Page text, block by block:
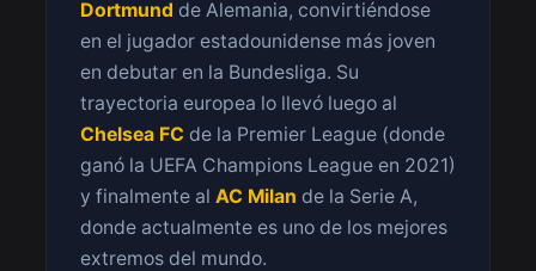
Dortmund de Alemania, convirtiéndose
en el jugador estadounidense más joven
en debutar en la Bundesliga. Su
trayectoria europea lo llevó luego al
Chelsea FC de la Premier League (donde
ganó la UEFA Champions League en 2021)
y finalmente al AC Milan de la Serie A,
donde actualmente es uno de los mejores
extremos del mundo.